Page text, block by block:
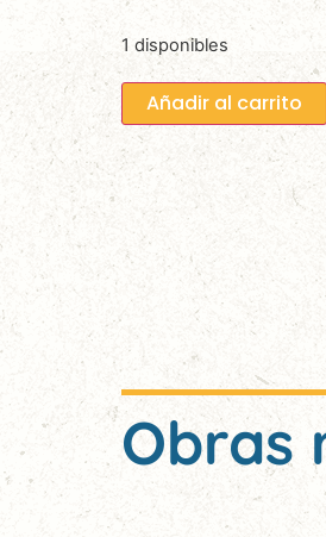
1 disponibles
Añadir al carrito
Obras